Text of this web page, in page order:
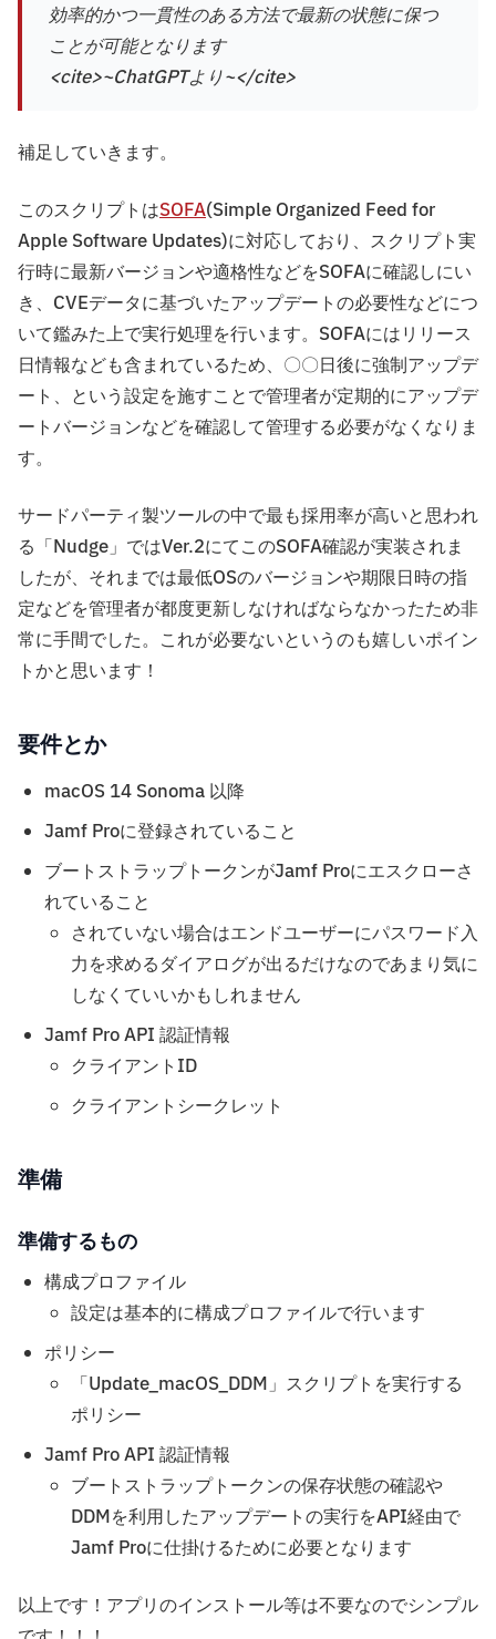
効率的かつ一貫性のある方法で最新の状態に保つ
ことが可能となります
<cite>~ChatGPTより~</cite>
補足していきます。
このスクリプトはSOFA(Simple Organized Feed for
Apple Software Updates)に対応しており、スクリプト実
行時に最新バージョンや適格性などをSOFAに確認しにい
き、CVEデータに基づいたアップデートの必要性などにつ
いて鑑みた上で実行処理を行います。SOFAにはリリース
日情報なども含まれているため、〇〇日後に強制アップデ
ート、という設定を施すことで管理者が定期的にアップデ
ートバージョンなどを確認して管理する必要がなくなりま
す。
サードパーティ製ツールの中で最も採用率が高いと思われ
る「Nudge」ではVer.2にてこのSOFA確認が実装されま
したが、それまでは最低OSのバージョンや期限日時の指
定などを管理者が都度更新しなければならなかったため非
常に手間でした。これが必要ないというのも嬉しいポイン
トかと思います！
要件とか
macOS 14 Sonoma 以降
Jamf Proに登録されていること
ブートストラップトークンがJamf Proにエスクローさ
れていること
されていない場合はエンドユーザーにパスワード入
力を求めるダイアログが出るだけなのであまり気に
しなくていいかもしれません
Jamf Pro API 認証情報
クライアントID
クライアントシークレット
準備
準備するもの
構成プロファイル
設定は基本的に構成プロファイルで行います
ポリシー
「Update_macOS_DDM」スクリプトを実行する
ポリシー
Jamf Pro API 認証情報
ブートストラップトークンの保存状態の確認や
DDMを利用したアップデートの実行をAPI経由で
Jamf Proに仕掛けるために必要となります
以上です！アプリのインストール等は不要なのでシンプル